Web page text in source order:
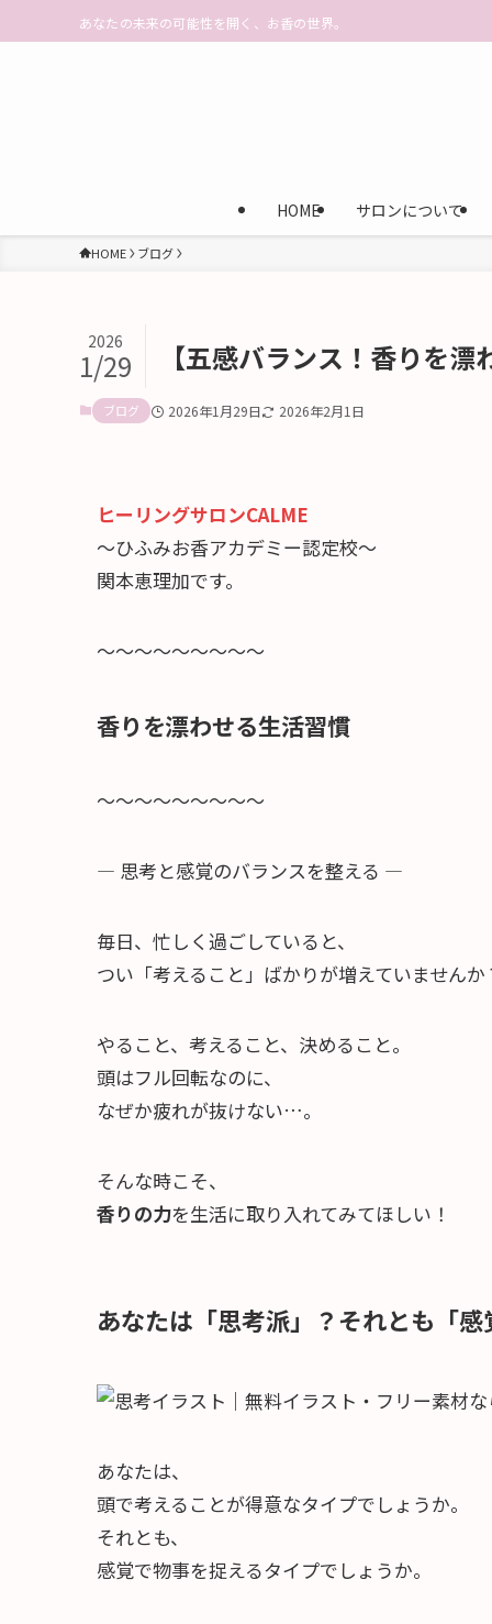
あなたの未来の可能性を開く、お香の世界。
HOME サロンについて
HOME ブログ
【五感バランス！香りを
2026
1/29
ブログ 2026年1月29日 2026年2月1日
ヒーリングサロンCALME
～ひふみお香アカデミー認定校～
関本恵理加です。
～～～～～～～～～
香りを漂わせる生活習慣
～～～～～～～～～
― 思考と感覚のバランスを整える ―
毎日、忙しく過ごしていると、
つい「考えること」ばかりが増えていませんか
やること、考えること、決めること。
頭はフル回転なのに、
なぜか疲れが抜けない…。
そんな時こそ、
香りの力を生活に取り入れてみてほしい！
あなたは「思考派」？それとも「感
あなたは、
頭で考えることが得意なタイプでしょうか。
それとも、
感覚で物事を捉えるタイプでしょうか。